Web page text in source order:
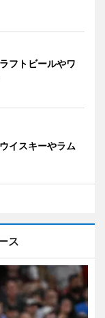
フトビールやワ
イスキーやラム
ス